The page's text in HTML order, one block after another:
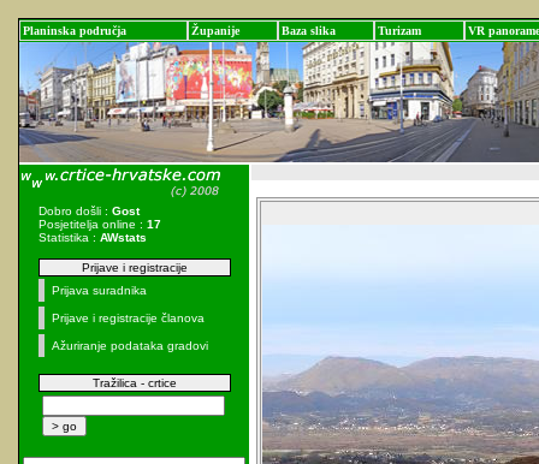
Planinska područja Županije Baza slika Turizam VR panorame
Dobro došli : Gost
Posjetitelja online : 17
Statistika : AWstats
Prijave i registracije
Prijava suradnika
Prijave i registracije članova
Ažuriranje podataka gradovi
Tražilica - crtice